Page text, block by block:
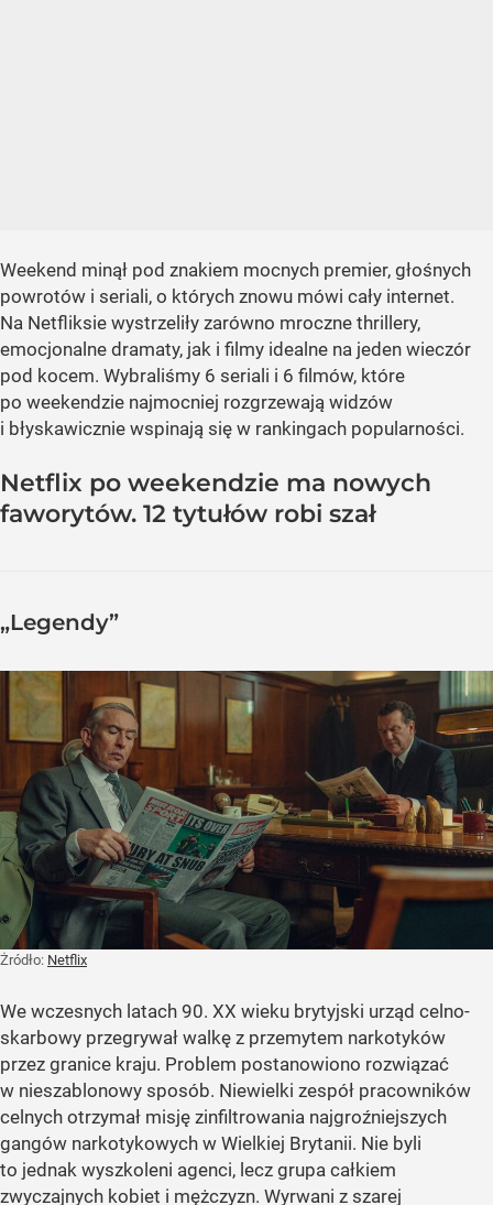
Weekend minął pod znakiem mocnych premier, głośnych
powrotów i seriali, o których znowu mówi cały internet.
Na Netfliksie wystrzeliły zarówno mroczne thrillery,
emocjonalne dramaty, jak i filmy idealne na jeden wieczór
pod kocem. Wybraliśmy 6 seriali i 6 filmów, które
po weekendzie najmocniej rozgrzewają widzów
i błyskawicznie wspinają się w rankingach popularności.
Netflix po weekendzie ma nowych
faworytów. 12 tytułów robi szał
„Legendy”
Żródło: Netflix
We wczesnych latach 90. XX wieku brytyjski urząd celno-
skarbowy przegrywał walkę z przemytem narkotyków
przez granice kraju. Problem postanowiono rozwiązać
w nieszablonowy sposób. Niewielki zespół pracowników
celnych otrzymał misję zinfiltrowania najgroźniejszych
gangów narkotykowych w Wielkiej Brytanii. Nie byli
to jednak wyszkoleni agenci, lecz grupa całkiem
zwyczajnych kobiet i mężczyzn. Wyrwani z szarej